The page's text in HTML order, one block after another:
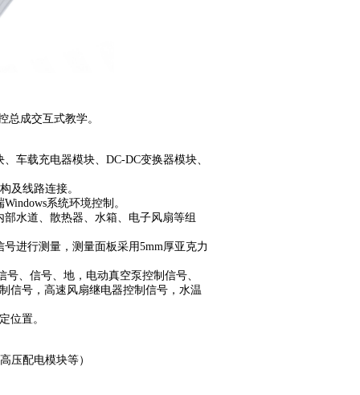
总成交互式教学。
车载充电器模块、DC-DC变换器模块、
及线路连接。
系统环境控制。
水道、散热器、水箱、电子风扇等组
进行测量，测量面板采用5mm厚亚克力
、信号、地，电动真空泵控制信号、
信号，高速风扇继电器控制信号，水温
位置。
高压配电模块等）